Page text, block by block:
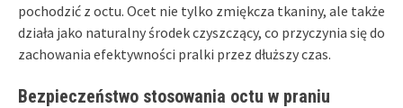
pochodzić z octu. Ocet nie tylko zmiękcza tkaniny, ale także
działa jako naturalny środek czyszczący, co przyczynia się do
zachowania efektywności pralki przez dłuższy czas.
Bezpieczeństwo stosowania octu w praniu